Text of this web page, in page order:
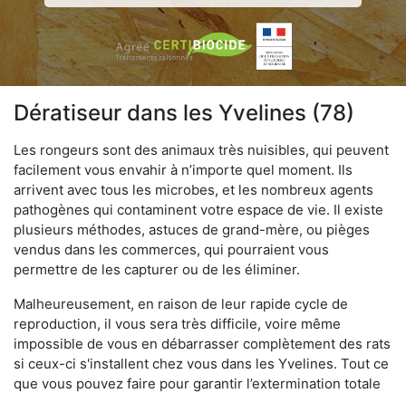
Dératiseur dans les Yvelines (78)
Les rongeurs sont des animaux très nuisibles, qui peuvent
facilement vous envahir à n’importe quel moment. Ils
arrivent avec tous les microbes, et les nombreux agents
pathogènes qui contaminent votre espace de vie. Il existe
plusieurs méthodes, astuces de grand-mère, ou pièges
vendus dans les commerces, qui pourraient vous
permettre de les capturer ou de les éliminer.
Malheureusement, en raison de leur rapide cycle de
reproduction, il vous sera très difficile, voire même
impossible de vous en débarrasser complètement des rats
si ceux-ci s'installent chez vous dans les Yvelines. Tout ce
que vous pouvez faire pour garantir l’extermination totale